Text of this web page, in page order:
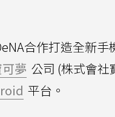
合作打造全新手
夢 公司 (株式會
平台。